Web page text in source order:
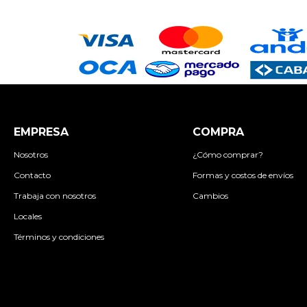
EMPRESA
Nosotros
Contacto
Trabaja con nosotros
Locales
Términos y condiciones
COMPRA
¿Cómo comprar?
Formas y costos de envíos
Cambios